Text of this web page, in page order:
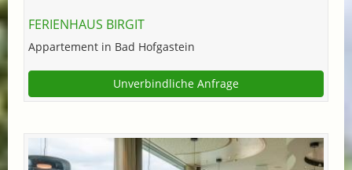
FERIENHAUS BIRGIT
Appartement in Bad Hofgastein
Unverbindliche Anfrage